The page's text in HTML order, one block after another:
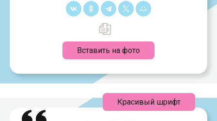
Вставить на фото
Красивый шрифт